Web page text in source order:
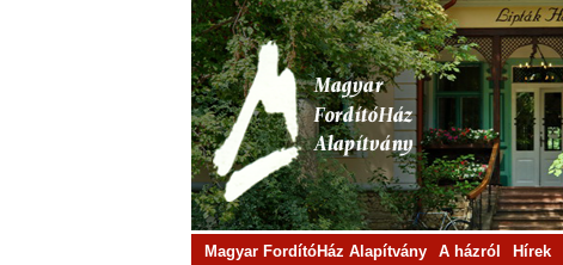
Magyar FordítóHáz Alapítvány A házról Hírek